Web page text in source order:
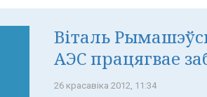
Віталь
АЭС працягвае
26 красавіка 2012, 11:34